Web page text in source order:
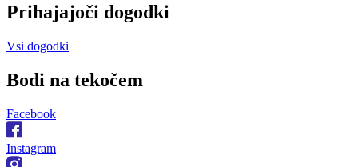
Prihajajoči dogodki
Vsi dogodki
Bodi na tekočem
Facebook
Instagram